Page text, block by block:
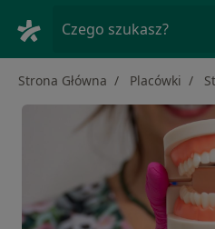
Czego szukasz?
Strona Główna Placówki